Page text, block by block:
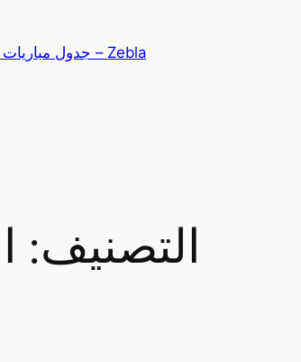
Zebla – جدول مباريات اليوم & أخبار الرياضة
التصنيف: